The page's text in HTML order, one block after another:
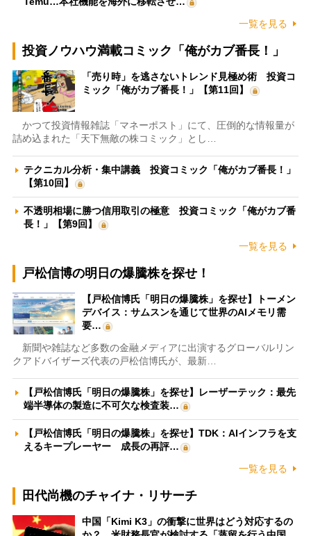
一覧を見る
投資ノウハウ満載コミック「俺がカブ番長！」
「売り時」を逃さないトレンド見極め術 投資コ
ミック「俺がカブ番長！」【第11回】
かつて投資情報雑誌「マネーポスト」にて、圧倒的な情報量が
詰め込まれた「天下無敵の株コミック」とし…
テクニカル分析・集中講義 投資コミック「俺がカブ番長！」
【第10回】
不透明相場に勝つ信用取引の極意 投資コミック「俺がカブ番
長！」【第9回】
一覧を見る
戸松信博の明日の爆騰株を探せ！
【戸松信博氏「明日の爆騰株」を探せ】トーメン
デバイス：サムスンを通じて世界のAIメモリ需
要…
新聞や雑誌など多数の金融メディアに出演するグローバルリン
クアドバイザーズ代表の戸松信博氏が、最新…
【戸松信博氏「明日の爆騰株」を探せ】レーザーテック：最先
端半導体の製造に不可欠な検査装…
【戸松信博氏「明日の爆騰株」を探せ】TDK：AIインフラを支
えるキープレーヤー 成長の再評…
一覧を見る
田代尚機のチャイナ・リサーチ
中国「Kimi K3」の衝撃に世界はどう対応するの